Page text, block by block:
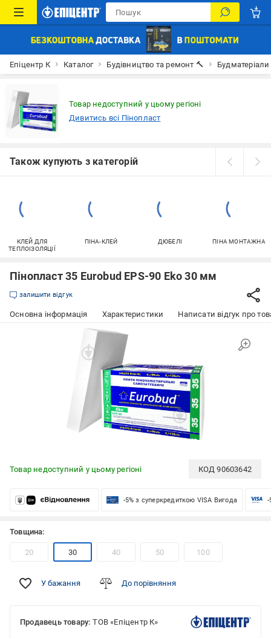
Епіцентр К Каталог Будівництво та ремонт 🔨 Будматеріали
Товар недоступний у цьому регіоні
Дивитись всі Пінопласт
Також купують з категорій
КЛЕЙ ДЛЯ
ТЕПЛОІЗОЛЯЦІЇ
ПІНА-КЛЕЙ ДЮБЕЛІ ПІНА МОНТАЖНА
Пінопласт 35 Eurobud EPS-90 Eko 30 мм
залишити відгук
Основна інформація Характеристики Написати відгук про
Товар недоступний у цьому регіоні КОД90603642
-5% з суперкредиткою VISA Вигода -
Товщина:
20 30 40 50 100
У бажання До порівняння
Продавець товару: ТОВ «Епіцентр К»